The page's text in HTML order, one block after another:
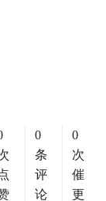
0
条
评
论
0
次
催
更